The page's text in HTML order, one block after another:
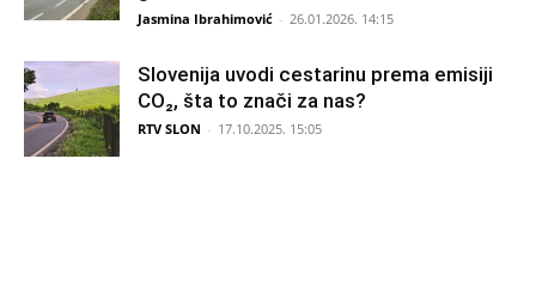
Jasmina Ibrahimović - 26.01.2026. 14:15
Slovenija uvodi cestarinu prema emisiji
CO₂, šta to znači za nas?
RTV SLON - 17.10.2025. 15:05